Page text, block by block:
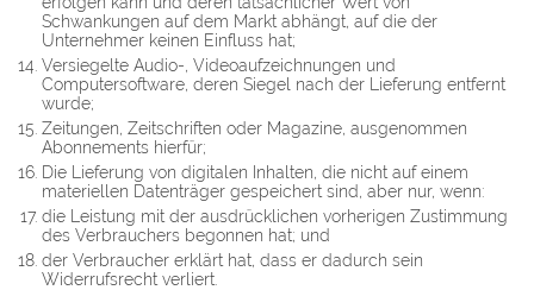
Schwankungen auf dem Markt abhängt, auf die der
Unternehmer keinen Einfluss hat;
Versiegelte Audio-, Videoaufzeichnungen und
Computersoftware, deren Siegel nach der Lieferung entfernt
wurde;
Zeitungen, Zeitschriften oder Magazine, ausgenommen
Abonnements hierfür;
Die Lieferung von digitalen Inhalten, die nicht auf einem
materiellen Datenträger gespeichert sind, aber nur, wenn:
die Leistung mit der ausdrücklichen vorherigen Zustimmung
des Verbrauchers begonnen hat; und
der Verbraucher erklärt hat, dass er dadurch sein
Widerrufsrecht verliert.